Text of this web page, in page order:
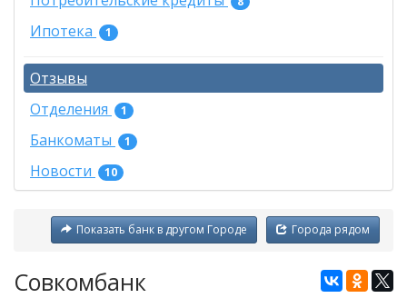
Ипотека 1
Отзывы
Отделения
1
Банкоматы 1
Новости 10
Города рядом
Показать банк в другом Городе
Совкомбанк